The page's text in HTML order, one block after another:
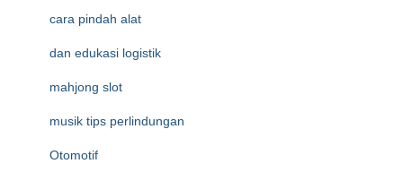
cara pindah alat
dan edukasi logistik
mahjong slot
musik tips perlindungan
Otomotif